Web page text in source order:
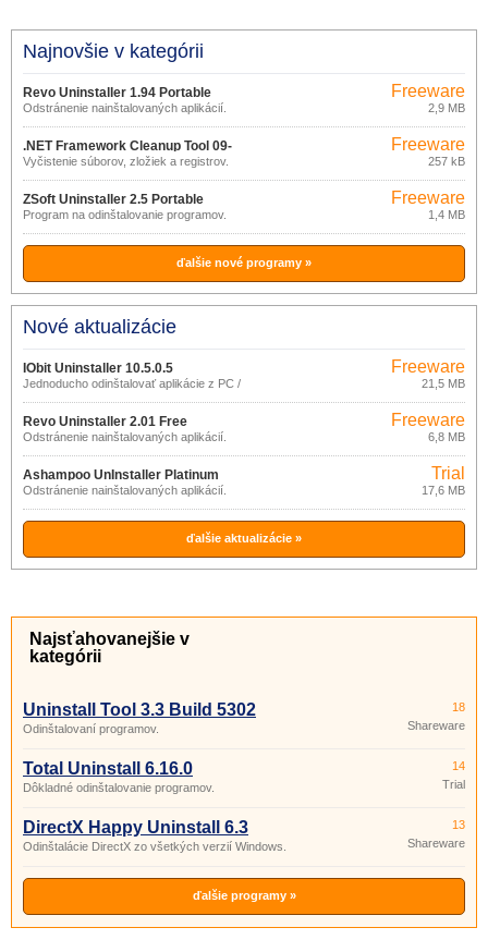
Najnovšie v kategórii
Revo Uninstaller 1.94 Portable
Odstránenie nainštalovaných aplikácií.
Freeware
2,9 MB
.NET Framework Cleanup Tool 09-
10-2011
Vyčistenie súborov, zložiek a registrov.
Freeware
257 kB
ZSoft Uninstaller 2.5 Portable
Program na odinštalovanie programov.
Freeware
1,4 MB
ďalšie nové programy »
Nové aktualizácie
IObit Uninstaller 10.5.0.5
Jednoducho odinštalovať aplikácie z PC /
Freeware
21,5 MB
Revo Uninstaller 2.01 Free
Odstránenie nainštalovaných aplikácií.
Freeware
6,8 MB
Ashampoo UnInstaller Platinum
6.00.14
Odstránenie nainštalovaných aplikácií.
Trial
17,6 MB
ďalšie aktualizácie »
Najsťahovanejšie v
kategórii
Uninstall Tool 3.3 Build 5302
Odinštalovaní programov.
18
Shareware
Total Uninstall 6.16.0
Dôkladné odinštalovanie programov.
14
Trial
DirectX Happy Uninstall 6.3
Odinštalácie DirectX zo všetkých verzií Windows.
13
Shareware
ďalšie programy »